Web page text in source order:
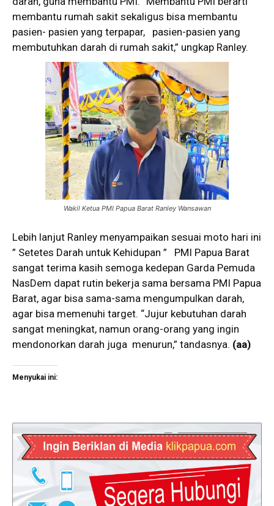
membantu rumah sakit sekaligus bisa membantu
pasien- pasien yang terpapar, pasien-pasien yang
membutuhkan darah di rumah sakit,” ungkap Ranley.
Wakil Ketua PMI Papua Barat Ranley Wansawan
Lebih lanjut Ranley menyampaikan sesuai moto hari ini
” Setetes Darah untuk Kehidupan ” PMI Papua Barat
sangat terima kasih semoga kedepan Garda Pemuda
NasDem dapat rutin bekerja sama bersama PMI Papua
Barat, agar bisa sama-sama mengumpulkan darah,
agar bisa memenuhi target. “Jujur kebutuhan darah
sangat meningkat, namun orang-orang yang ingin
mendonorkan darah juga menurun,” tandasnya. (aa)
Menyukai ini: